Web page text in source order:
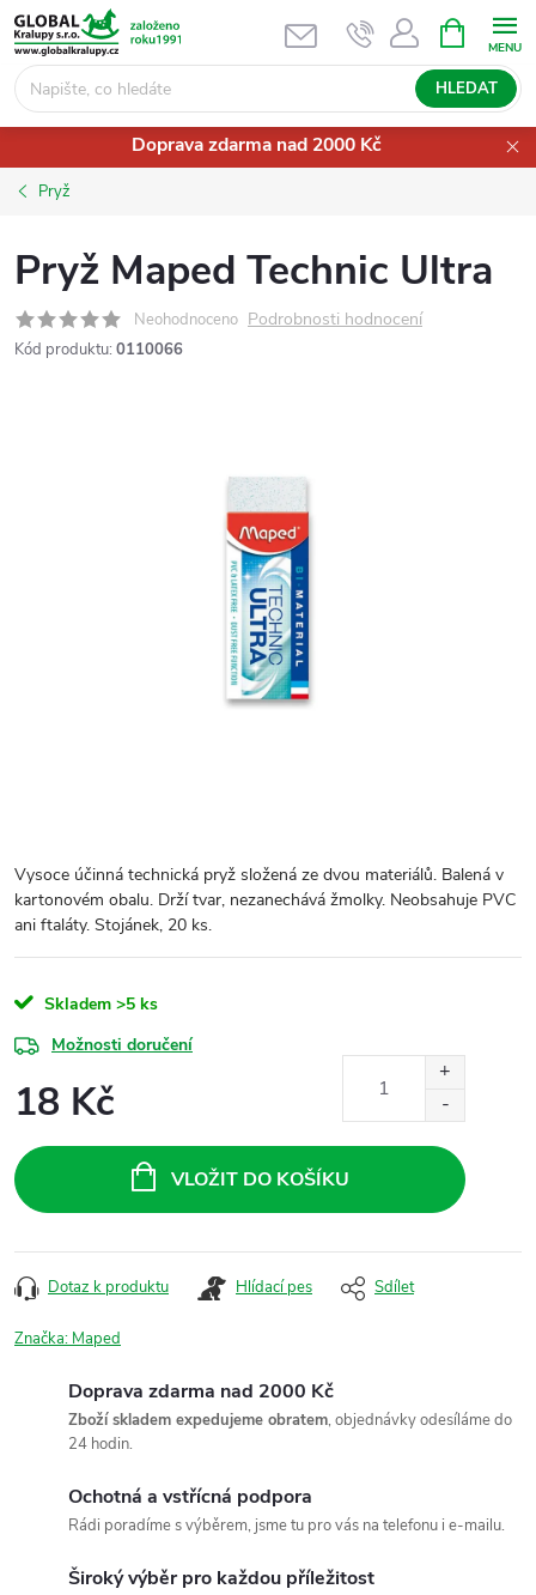
Přejít
na
obsah
HLEDAT
NÁKUPNÍ
KOŠÍK
Doprava zdarma nad 2000 Kč
Pryž
Pryž Maped Technic Ultra
Neohodnoceno Podrobnosti hodnocení
Kód produktu: 0110066
Vysoce účinná technická pryž složená ze dvou materiálů. Balená v
kartonovém obalu. Drží tvar, nezanechává žmolky. Neobsahuje PVC
ani ftaláty. Stojánek, 20 ks.
Skladem >5 ks
Možnosti doručení
18 Kč
cena:
VLOŽIT DO KOŠÍKU
Dotaz k produktu Hlídací pes Sdílet
Značka: Maped
Doprava zdarma nad 2000 Kč
Zboží skladem expedujeme obratem, objednávky odesíláme do
24 hodin.
Ochotná a vstřícná podpora
Rádi poradíme s výběrem, jsme tu pro vás na telefonu i e-mailu.
Široký výběr pro každou příležitost